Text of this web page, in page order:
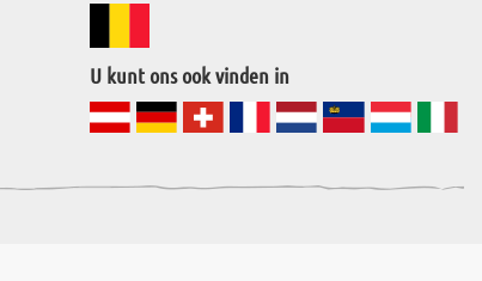
U kunt ons ook vinden in